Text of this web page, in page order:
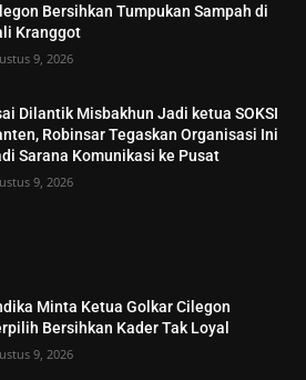
Bersihkan Tumpukan Sampah di
Kranggot
9, 2026
Dilantik Misbakhun Jadi ketua SOKSI
Robinsar Tegaskan Organisasi Ini
Sarana Komunikasi ke Pusat
9, 2026
Minta Ketua Golkar Cilegon
Bersihkan Kader Tak Loyal
9, 2026